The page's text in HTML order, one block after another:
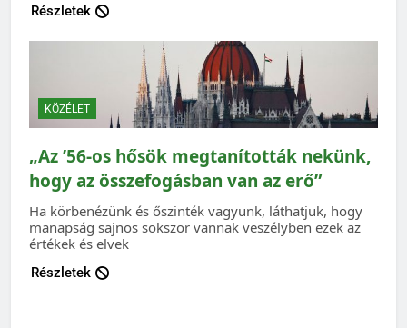
Részletek
KÖZÉLET
„Az ’56-os hősök megtanították nekünk,
hogy az összefogásban van az erő”
Ha körbenézünk és őszinték vagyunk, láthatjuk, hogy
manapság sajnos sokszor vannak veszélyben ezek az
értékek és elvek
Részletek